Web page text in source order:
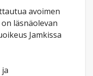
avoimen
läsnäolevan
Jamkissa